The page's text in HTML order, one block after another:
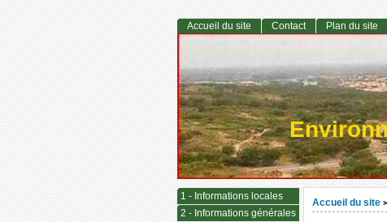
Accueil du site >
Accueil du site Contact Plan du site
1 - Informations locales
2 - Informations générales